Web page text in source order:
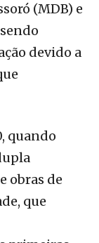
(MDB) e
devido a
quando
obras de
que